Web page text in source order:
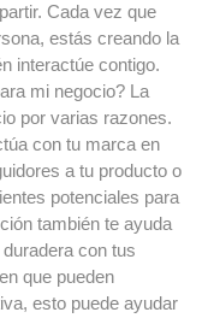
Cada vez que
estás creando la
interactúe contigo.
mi negocio? La
por varias razones.
con tu marca en
a tu producto o
potenciales para
también te ayuda
con tus
que pueden
esto puede ayudar